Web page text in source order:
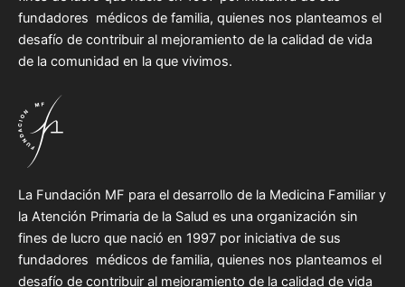
fundadores médicos de familia, quienes nos planteamos el
desafío de contribuir al mejoramiento de la calidad de vida
de la comunidad en la que vivimos.
La Fundación MF para el desarrollo de la Medicina Familiar y
la Atención Primaria de la Salud es una organización sin
fines de lucro que nació en 1997 por iniciativa de sus
fundadores médicos de familia, quienes nos planteamos el
desafío de contribuir al mejoramiento de la calidad de vida